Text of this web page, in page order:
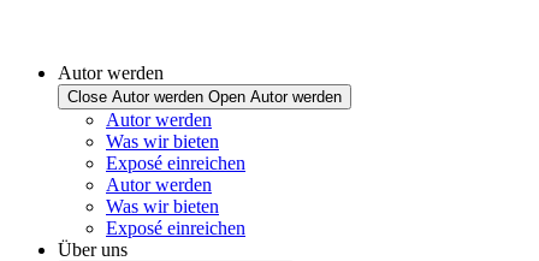
Autor werden
Close Autor werden Open Autor werden
Autor werden
Was wir bieten
Exposé einreichen
Autor werden
Was wir bieten
Exposé einreichen
Über uns